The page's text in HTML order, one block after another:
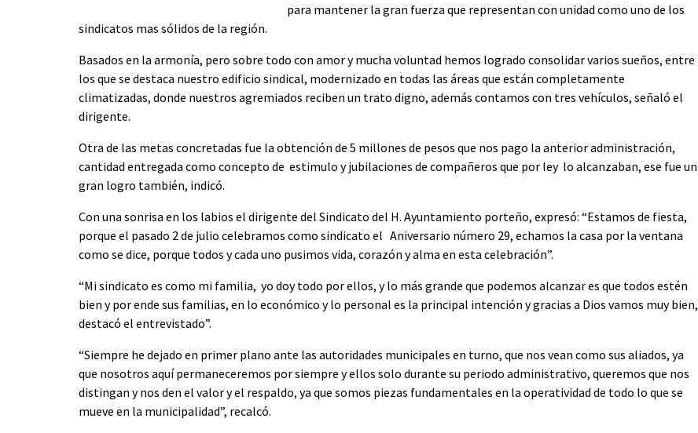
para mantener la gran fuerza que representan con unidad como uno de los
sindicatos mas sólidos de la región.
Basados en la armonía, pero sobre todo con amor y mucha voluntad hemos logrado consolidar varios sueños, entre
los que se destaca nuestro edificio sindical, modernizado en todas las áreas que están completamente
climatizadas, donde nuestros agremiados reciben un trato digno, además contamos con tres vehículos, señaló el
dirigente.
Otra de las metas concretadas fue la obtención de 5 millones de pesos que nos pago la anterior administración,
cantidad entregada como concepto de estimulo y jubilaciones de compañeros que por ley lo alcanzaban, ese fue un
gran logro también, indicó.
Con una sonrisa en los labios el dirigente del Sindicato del H. Ayuntamiento porteño, expresó: “Estamos de fiesta,
porque el pasado 2 de julio celebramos como sindicato el Aniversario número 29, echamos la casa por la ventana
como se dice, porque todos y cada uno pusimos vida, corazón y alma en esta celebración”.
“Mi sindicato es como mi familia, yo doy todo por ellos, y lo más grande que podemos alcanzar es que todos estén
bien y por ende sus familias, en lo económico y lo personal es la principal intención y gracias a Dios vamos muy bien,
destacó el entrevistado”.
“Siempre he dejado en primer plano ante las autoridades municipales en turno, que nos vean como sus aliados, ya
que nosotros aquí permaneceremos por siempre y ellos solo durante su periodo administrativo, queremos que nos
distingan y nos den el valor y el respaldo, ya que somos piezas fundamentales en la operatividad de todo lo que se
mueve en la municipalidad”, recalcó.